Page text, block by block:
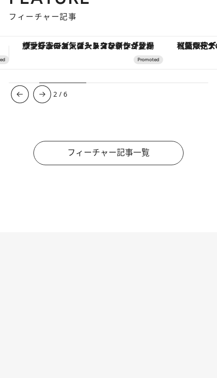
フィーチャー記事
【夏限定ディナーコース】旬を迎える稚鮎や花ズッキーニなどをイタリア・トスカーナの郷土料理の手法で満喫！
3 /6
フィーチャー記事一覧